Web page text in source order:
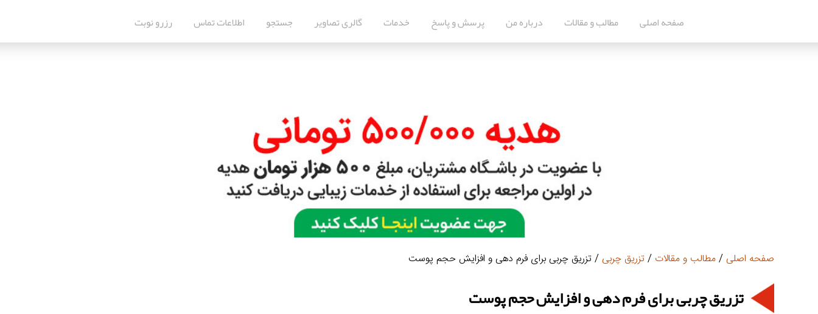
صفحه اصلی مطالب و مقالات درباره من پرسش و پاسخ خدمات گالری تصاویر جستجو اطلاعات تماس رزرو نوبت
صفحه اصلی / مطالب و مقالات / تزریق چربی / تزریق چربی برای فرم دهی و افزایش حجم پوست
تزریق چربی برای فرم دهی و افزایش حجم پوست